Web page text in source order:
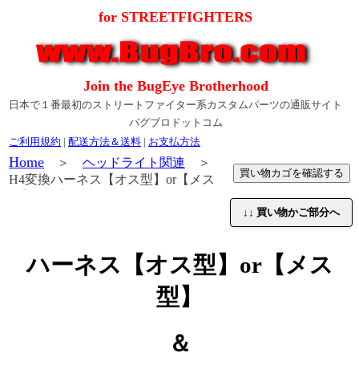
for STREETFIGHTERS
Join the BugEye Brotherhood
日本で１番最初のストリートファイター系カスタムパーツの通販サイト
バグブロドットコム
ご利用規約 | 配送方法＆送料 | お支払方法
Home ＞ ヘッドライト関連 ＞
H4変換ハーネス【オス型】or【メス
↓↓ 買い物かご部分へ
ハーネス【オス型】or【メス
型】
＆